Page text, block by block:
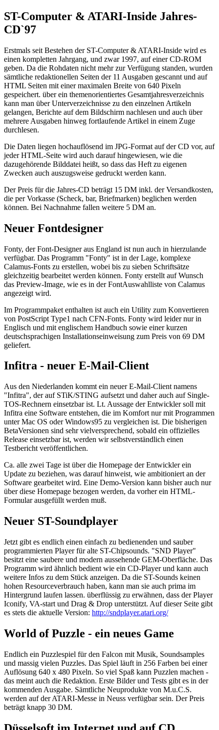
ST-Computer & ATARI-Inside Jahres-
CD`97
Erstmals seit Bestehen der ST-Computer & ATARI-Inside wird es
einen kompletten Jahrgang, und zwar 1997, auf einer CD-ROM
geben. Da die Rohdaten nicht mehr zur Verfügung standen, wurden
sämtliche redaktionellen Seiten der 11 Ausgaben gescannt und auf
HTML Seiten mit einer maximalen Breite von 640 Pixeln
gespeichert. über ein themenorientiertes Gesamtjahresverzeichnis
kann man über Unterverzeichnisse zu den einzelnen Artikeln
gelangen, Berichte auf dem Bildschirm nachlesen und auch über
mehrere Ausgaben hinweg fortlaufende Artikel in einem Zuge
durchlesen.
Die Daten liegen hochauflösend im JPG-Format auf der CD vor, auf
jeder HTML-Seite wird auch darauf hingewiesen, wie die
dazugehörende Bilddatei heißt, so dass das Heft zu eigenen
Zwecken auch auszugsweise gedruckt werden kann.
Der Preis für die Jahres-CD beträgt 15 DM inkl. der Versandkosten,
die per Vorkasse (Scheck, bar, Briefmarken) beglichen werden
können. Bei Nachnahme fallen weitere 5 DM an.
Neuer Fontdesigner
Fonty, der Font-Designer aus England ist nun auch in hierzulande
verfügbar. Das Programm "Fonty" ist in der Lage, komplexe
Calamus-Fonts zu erstellen, wobei bis zu sieben Schriftsätze
gleichzeitig bearbeitet werden können. Fonty erstellt auf Wunsch
das Preview-Image, wie es in der FontAuswahlliste von Calamus
angezeigt wird.
Im Programmpaket enthalten ist auch ein Utility zum Konvertieren
von PostScript Type1 nach CFN-Fonts. Fonty wird leider nur in
Englisch und mit englischem Handbuch sowie einer kurzen
deutschsprachigen Installationseinweisung zum Preis von 69 DM
geliefert.
Infitra - neuer E-Mail-Client
Aus den Niederlanden kommt ein neuer E-Mail-Client namens
"Infitra", der auf STiK/STING aufsetzt und daher auch auf Single-
TOS-Rechnern einsetzbar ist. Lt. Aussage der Entwickler soll mit
Infitra eine Software entstehen, die im Komfort nur mit Programmen
unter Mac OS oder Windows95 zu vergleichen ist. Die bisherigen
BetaVersionen sind sehr vielversprechend, sobald ein offizielles
Release einsetzbar ist, werden wir selbstverständlich einen
Testbericht veröffentlichen.
Ca. alle zwei Tage ist über die Homepage der Entwickler ein
Update zu beziehen, was darauf hinweist, wie ambitioniert an der
Software gearbeitet wird. Eine Demo-Version kann bisher auch nur
über diese Homepage bezogen werden, da vorher ein HTML-
Formular ausgefüllt werden muß.
Neuer ST-Soundplayer
Jetzt gibt es endlich einen einfach zu bedienenden und sauber
programmierten Player für alte ST-Chipsounds. "SND Player"
besitzt eine saubere und modern aussehende GEM-Oberfläche. Das
Programm wird ähnlich bedient wie ein CD-Player und kann auch
weitere Infos zu dem Stück anzeigen. Da die ST-Sounds keinen
hohen Resourceverbrauch haben, kann man sie auch prima im
Hintergrund laufen lassen. überflüssig zu erwähnen, dass der Player
Iconify, VA-start und Drag & Drop unterstützt. Auf dieser Seite gibt
es stets die aktuelle Version: http://sndplayer.atari.org/
World of Puzzle - ein neues Game
Endlich ein Puzzlespiel für den Falcon mit Musik, Soundsamples
und massig vielen Puzzles. Das Spiel läuft in 256 Farben bei einer
Auflösung 640 x 480 Pixeln. So viel Spaß kann Puzzlen machen -
das meint auch die Redaktion. Erste Bilder und Tests gibt es in der
kommenden Ausgabe. Sämtliche Neuprodukte von M.u.C.S.
werden auf der ATARI-Messe in Neuss verfügbar sein. Der Preis
beträgt knapp 30 DM.